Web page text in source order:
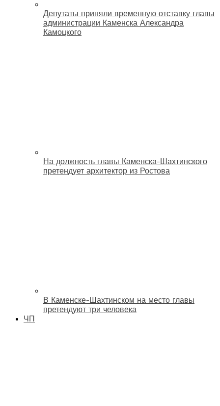
Депутаты приняли временную отставку главы
администрации Каменска Александра
Камоцкого
На должность главы Каменска-Шахтинского
претендует архитектор из Ростова
В Каменске-Шахтинском на место главы
претендуют три человека
ЧП